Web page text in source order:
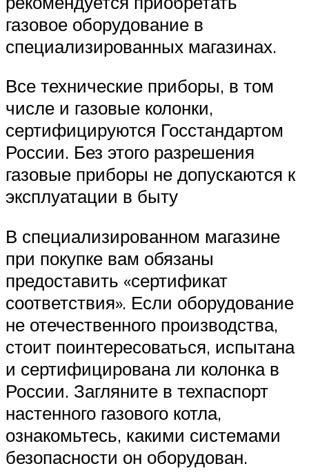
газовое оборудование в
специализированных магазинах.
Все технические приборы, в том
числе и газовые колонки,
сертифицируются Госстандартом
России. Без этого разрешения
газовые приборы не допускаются к
эксплуатации в быту
В специализированном магазине
при покупке вам обязаны
предоставить «сертификат
соответствия». Если оборудование
не отечественного производства,
стоит поинтересоваться, испытана
и сертифицирована ли колонка в
России. Загляните в техпаспорт
настенного газового котла,
ознакомьтесь, какими системами
безопасности он оборудован.